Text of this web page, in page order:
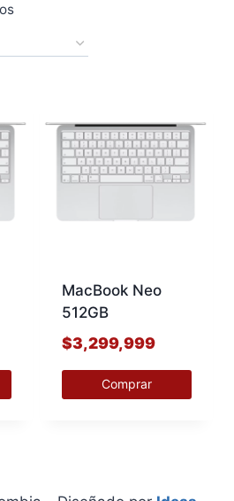
MacBook Neo
512GB
$3,299,999
Comprar